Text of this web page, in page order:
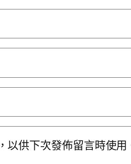
以供下次發佈留言時使用